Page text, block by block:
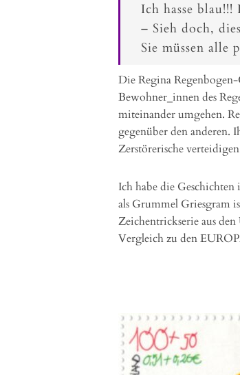
Ich hasse blau!!!
– Sieh doch,
Sie müssen alle
Die Regina
Bewohner_innen des
miteinander umgehen.
gegenüber den anderen.
Zerstörerische
Ich habe die
als Grummel Griesgram
Zeichentrickserie aus
Vergleich zu den